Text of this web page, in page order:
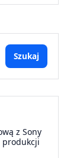
Szukaj
z Sony
produkcji